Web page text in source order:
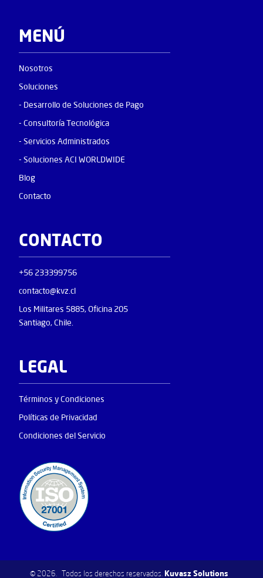
MENÚ
Nosotros
Soluciones
- Desarrollo de Soluciones de Pago
- Consultoría Tecnológica
- Servicios Administrados
- Soluciones ACI WORLDWIDE
Blog
Contacto
CONTACTO
+56 233399756
contacto@kvz.cl
Los Militares 5885, Oficina 205
Santiago, Chile.
LEGAL
Términos y Condiciones
Políticas de Privacidad
Condiciones del Servicio
© 2026. Todos los derechos reservados. Kuvasz Solutions